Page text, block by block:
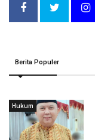
Berita Populer
Hukum